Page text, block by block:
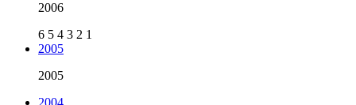
2006
6 5 4 3 2 1
2005
2005